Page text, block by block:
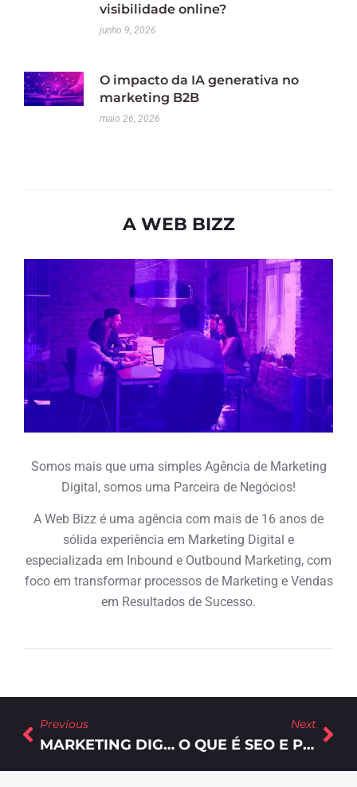
visibilidade online?
junho 9, 2026
O impacto da IA generativa no
marketing B2B
maio 26, 2026
A WEB BIZZ
Somos mais que uma simples Agência de Marketing
Digital, somos uma Parceira de Negócios!
A Web Bizz é uma agência com mais de 16 anos de
sólida experiência em Marketing Digital e
especializada em Inbound e Outbound Marketing, com
foco em transformar processos de Marketing e Vendas
em Resultados de Sucesso.
Previous
MARKETING DIGITAL E SUA RELAÇÃO COM O MOVIMENTO DA TRANSFORMAÇÃO DIGITAL
Next
O QUE É SEO E POR QUE É IMPORTANTE UTILIZÁ-LO NO SEU NEGÓCIO?